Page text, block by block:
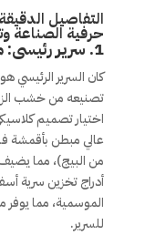
التفاصيل
حرفية الصناعة
1. سرير رئيسى:
كان السرير الرئيسي
تصنيعه من خشب
اختيار تصميم
عالي مبطن بأقمشة
من البيج)، مما
أدراج تخزين سرية
الموسمية، مما
للسرير.